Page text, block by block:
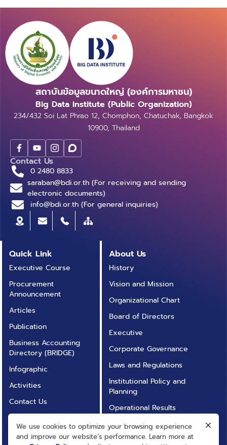
สถาบันข้อมูลขนาดใหญ่ (องค์การมหาชน)
Big Data Institute (Public Organization)
234/432 Soi Lat Phrao 12, Chomphon, Chatuchak, Bangkok
10900, Thailand
Contact Us
0 2480 8833
saraban@bdi.or.th (For receiving and sending
electronic documents)
info@bdi.or.th (For general inquiries)
Quick Link
Executive Course
Procurement
Announcement
Articles
Publication
Business Accounting
Directory (BRIDGE)
Infographic
Activities
Contact Us
Annual Report
FAQ
About Us
History
Vision and Mission
Organizational Chart
Board of Directors
Executive
Corporate Governance
Laws and Regulations
Institutional Policy and
Planning
Operational Results
Operational
Transparency (ITA)
We use cookies to optimize your browsing experience
and improve our website’s performance. Learn more at